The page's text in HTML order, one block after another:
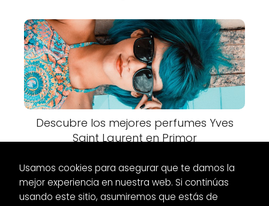
Descubre los mejores perfumes Yves
Saint Laurent en Primor
Usamos cookies para asegurar que te damos la
mejor experiencia en nuestra web. Si continúas
usando este sitio, asumiremos que estás de